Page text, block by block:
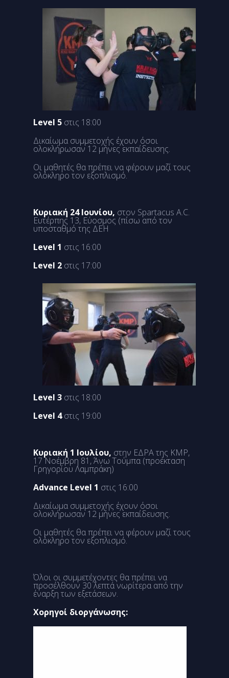
Level 5 στις 18:00
Δικαίωμα συμμετοχής έχουν όσοι
ολοκλήρωσαν 12 μήνες εκπαίδευσης.
Οι μαθητές θα πρέπει να φέρουν μαζί τους
ολόκληρο τον εξοπλισμό.
Κυριακή 24 Ιουνίου, στον Spartacus A.C.
Ευτέρπης 13, Εύοσμος (πίσω από τον
υποσταθμό της ΔΕΗ
Level 1 στις 16:00
Level 2 στις 17:00
Level 3 στις 18:00
Level 4στις 19:00
Κυριακή 1 Ιουλίου, στην ΕΔΡΑ της KMP,
17 Νοέμβρη 81, Άνω Τούμπα (προέκταση
Γρηγορίου Λαμπράκη)
Advance Level 1 στις 16:00
Δικαίωμα συμμετοχής έχουν όσοι
ολοκλήρωσαν 12 μήνες εκπαίδευσης.
Οι μαθητές θα πρέπει να φέρουν μαζί τους
ολόκληρο τον εξοπλισμό.
Όλοι οι συμμετέχοντες θα πρέπει να
προσέλθουν 30 λεπτά νωρίτερα από την
έναρξη των εξετάσεων.
Χορηγοί διοργάνωσης: